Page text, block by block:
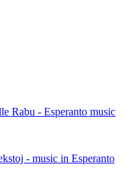
Rabu - Esperanto music
- music in Esperanto